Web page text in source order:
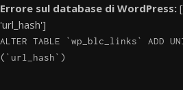
Errore sul database di WordPress:
'url_hash']
ALTER TABLE `wp_blc_links` ADD
(`url_hash`)